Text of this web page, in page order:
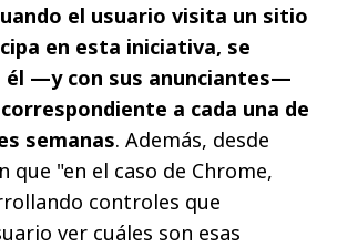
el usuario visita un sitio
en esta iniciativa, se
él —y con sus anunciantes—
a cada una de
semanas. Además, desde
que "en el caso de Chrome,
controles que
ver cuáles son esas